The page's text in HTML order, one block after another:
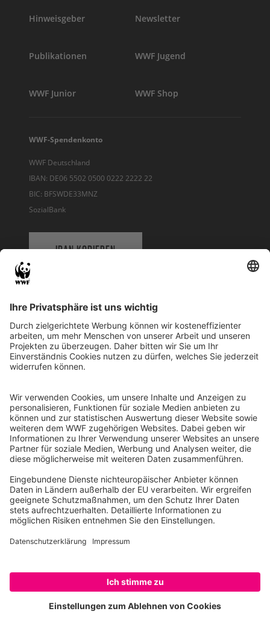
Hinweisgeber Newsletter
Publikationen WWF Jugend
WWF Junior WWF Shop
WWF-Spendenkonto
WWF Deutschland
IBAN: DE06 5502 0500 0222 2222 22
BIC: BFSWDE33MNZ
SozialBank
IBAN KOPIEREN
WWF Deutschland
Reinhardtstr. 18
10117 Berlin
Ihre Spende kann steuerlich geltend gemacht werden
Registriert als Stiftung WWF Deutschland, Senatsverwaltung für
Justiz Berlin, Az: 3416/976/2
Umsatzsteuer-Identifikationsnummer: DE 114236103
Freistellungsbescheid: Als gemeinnützige Körperschaft befreit
von der Körperschaftssteuer gem. §5 I 9 KStg. unter der
Steuernummer 27/641/09321